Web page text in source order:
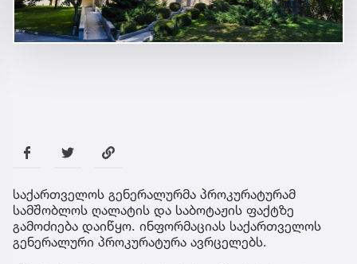
საქართველოს გენერალურმა პროკურატურამ
სამშობლოს ღალატის და საბოტაჟის ფაქტზე
გამოძიება დაიწყო. ინფორმაციას საქართველოს
გენერალური პროკურატურა ავრცელებს.